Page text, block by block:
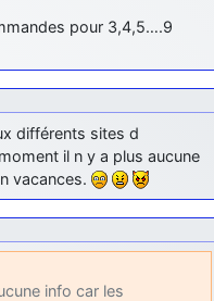
pour 3,4,5….9
différents sites d
il n y a plus aucune
vacances.
info car les